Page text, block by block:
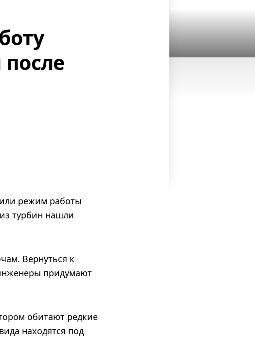
режим работы
турбин нашли
Вернуться к
придумают
обитают редкие
находятся под